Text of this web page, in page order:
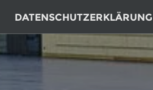
DATENSCHUTZERKLÄRUNG